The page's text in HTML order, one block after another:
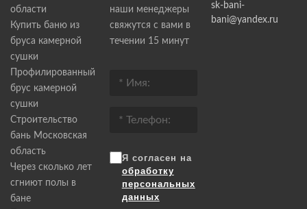
области
Купить баню из
бруса камерной
сушки
Профилированный
брус камерной
сушки
Строительство
бань Московская
область
Через сколько лет
сгниют полы в
бане
наши менеджеры
свяжутся с вами в
течении 15 минут
Я согласен на
обработку
персональных
данных
sk-bani-
bani@yandex.ru